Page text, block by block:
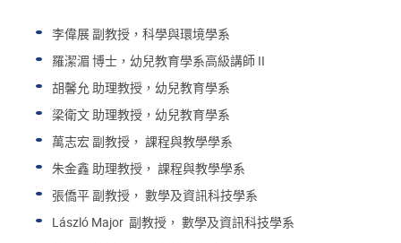
李偉展 副教授，科學與環境學系
羅潔湄 博士，幼兒教育學系高級講師 II
胡馨允 助理教授，幼兒教育學系
梁衛文 助理教授，幼兒教育學系
萬志宏 副教授， 課程與教學學系
朱金鑫 助理教授， 課程與教學學系
張僑平 副教授， 數學及資訊科技學系
László Major 副教授， 數學及資訊科技學系